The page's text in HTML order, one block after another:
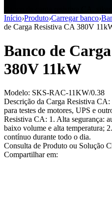
Início›Produto›Carregar banco›
de Carga Resistiva CA 380V
Banco de
380V 11kW
Modelo: SKS-RAC-11KW/0.38
Descrição da Carga Resistiva
para testes de motores, UPS e
Resistiva CA: 1. Alta segurança:
baixo volume e alta temperatura;
contínuo durante todo o dia.
Consulta de Produto ou Solução
Compartilhar em: